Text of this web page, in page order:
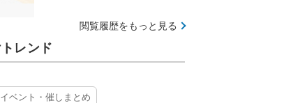
閲覧履歴をもっと見る
レンド
ベント・催しまとめ